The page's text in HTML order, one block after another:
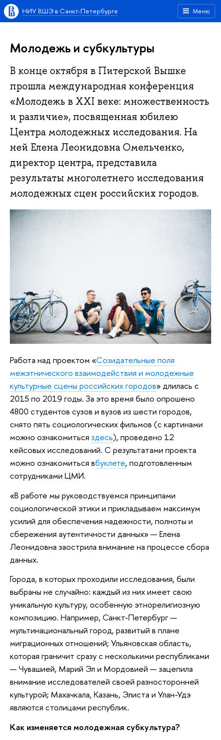
Меню
НИУ ВШЭ в Санкт-Петербурге
Молодежь и субкультуры
В конце октября в Питерской Вышке
прошла международная конференция
«Молодежь в XXI веке: множественность
и различие», посвященная юбилею
Центра молодежных исследования. На
ней Елена Леонидовна Омельченко,
директор центра, представила
результаты многолетнего исследования
молодежных сцен российских городов.
Работа над проектом «Созидательные поля
межэтнического взаимодействия и молодежные
культурные сцены российских городов» длилась с
2015 по 2019 годы. За это время было опрошено
4800 студентов сузов и вузов из шести городов,
снято пять социологических фильмов (с картинами
можно ознакомиться здесь), проведено 12
кейсовых исследований. С результатами проекта
можно ознакомиться вбуклете, подготовленным
сотрудниками ЦМИ.
«В работе мы руководствуемся принципами
социологической этики и прикладываем максимум
усилий для обеспечения надежности, полноты и
сбережения аутентичности данных» — Елена
Леонидовна заострила внимание на процессе сбора
данных.
Города, в которых проходили исследования, были
выбраны не случайно: каждый из них имеет свою
уникальную культуру, особенную этнорелигиозную
композицию. Например, Санкт-Петербург —
мультинациональный город, развитый в плане
миграционных отношений; Ульяновская область,
которая граничит сразу с несколькими республиками
— Чувашией, Марий Эл и Мордовией — зацепила
внимание исследователей своей разносторонней
культурой; Махачкала, Казань, Элиста и Улан-Удэ
являются столицами республик.
Как изменяется молодежная субкультура?